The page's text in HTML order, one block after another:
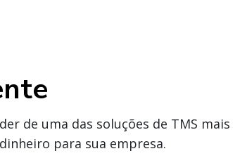
de uma das soluções de TMS mais
para sua empresa.